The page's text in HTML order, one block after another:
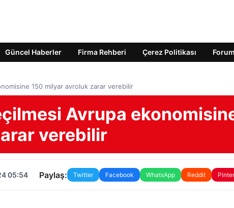
Güncel Haberler Firma Rehberi Çerez Politikası Forum
150 milyar avroluk zarar verebilir
Avrupa
verebilir
05:54 Paylaş: Twitter Facebook WhatsApp Reddit